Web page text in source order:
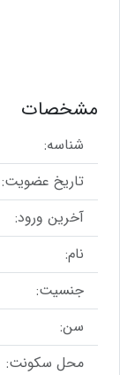
مشخصات
شناسه:
تاریخ عضویت:
آخرین ورود:
نام:
جنسیت:
سن:
محل سکونت: